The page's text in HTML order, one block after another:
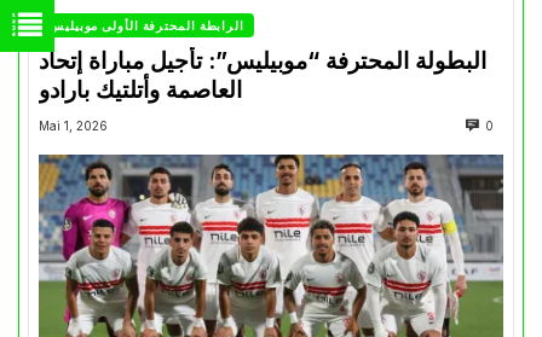
الرابطة المحترفة الأولى موبيليس
البطولة المحترفة “موبيليس”: تأجيل مباراة إتحاد
العاصمة وأتلتيك بارادو
Mai 1, 2026 0